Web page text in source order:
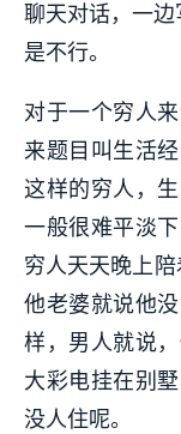
聊天对话，一
是不行。
对于一个穷人
来题目叫生活
这样的穷人，
一般很难平淡
穷人天天晚上陪
他老婆就说他
样，男人就说
大彩电挂在别
没人住呢。